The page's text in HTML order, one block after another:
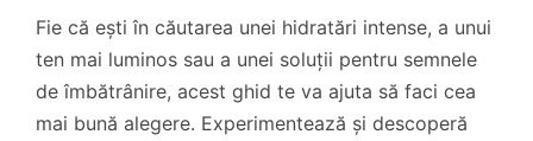
Fie că ești în căutarea unei hidratări intense, a unui
ten mai luminos sau a unei soluții pentru semnele
de îmbătrânire, acest ghid te va ajuta să faci cea
mai bună alegere. Experimentează și descoperă